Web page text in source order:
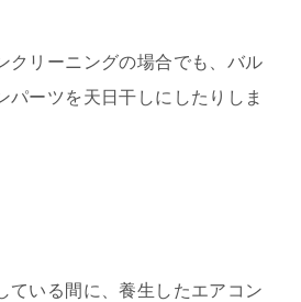
クリーニングの場合でも、バル
パーツを天日干しにしたりしま
ている間に、養生したエアコン